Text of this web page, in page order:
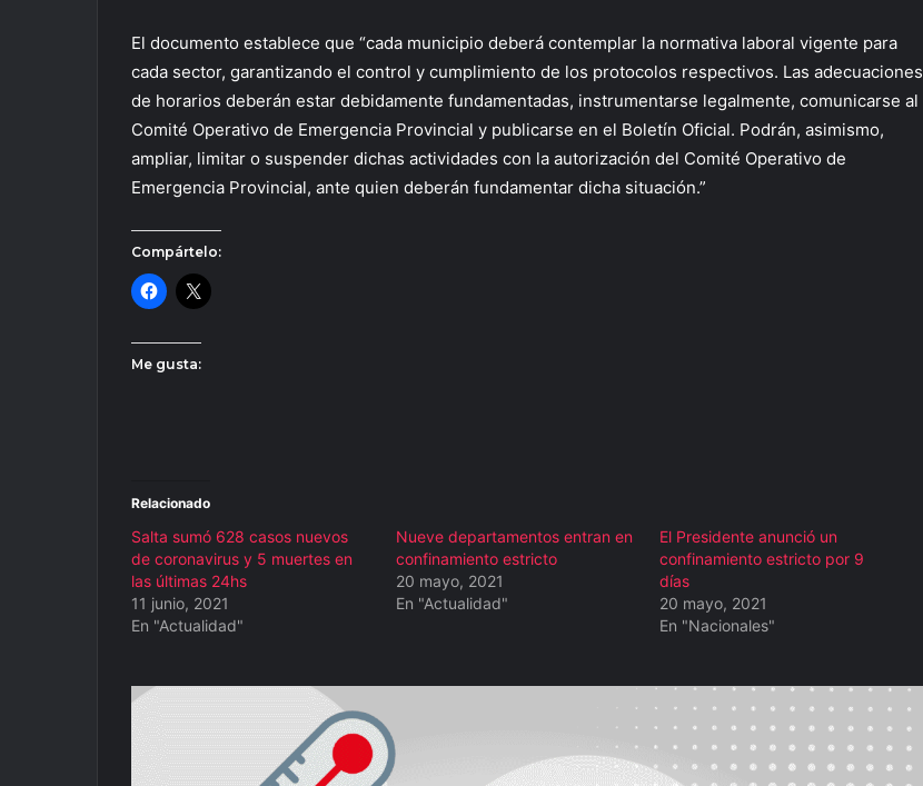
El documento establece que “cada municipio deberá contemplar la normativa laboral vigente para
cada sector, garantizando el control y cumplimiento de los protocolos respectivos. Las adecuaciones
de horarios deberán estar debidamente fundamentadas, instrumentarse legalmente, comunicarse al
Comité Operativo de Emergencia Provincial y publicarse en el Boletín Oficial. Podrán, asimismo,
ampliar, limitar o suspender dichas actividades con la autorización del Comité Operativo de
Emergencia Provincial, ante quien deberán fundamentar dicha situación.”
Compártelo:
Me gusta:
Relacionado
Salta sumó 628 casos nuevos
de coronavirus y 5 muertes en
las últimas 24hs
11 junio, 2021
En "Actualidad"
Nueve departamentos entran en
confinamiento estricto
20 mayo, 2021
En "Actualidad"
El Presidente anunció un
confinamiento estricto por 9
días
20 mayo, 2021
En "Nacionales"